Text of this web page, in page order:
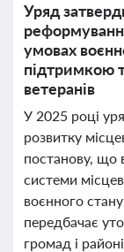
Уряд
умовах
підтримкою
ветеранів
У 2025 році
розвитку
постанову, що
системи
воєнного
передбачає
громад і